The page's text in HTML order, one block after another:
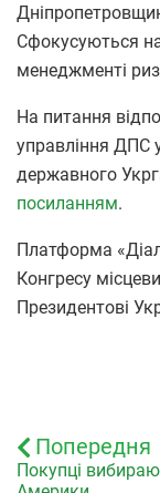
Сфокусуються
менеджменті
На питання
управління ДПС
державного
посиланням.
Платформа
Конгресу
Президентові
Попередня
Покупці